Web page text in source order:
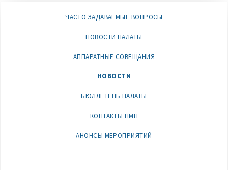
ЧАСТО ЗАДАВАЕМЫЕ ВОПРОСЫ
НОВОСТИ ПАЛАТЫ
АППАРАТНЫЕ СОВЕЩАНИЯ
НОВОСТИ
БЮЛЛЕТЕНЬ ПАЛАТЫ
КОНТАКТЫ НМП
АНОНСЫ МЕРОПРИЯТИЙ